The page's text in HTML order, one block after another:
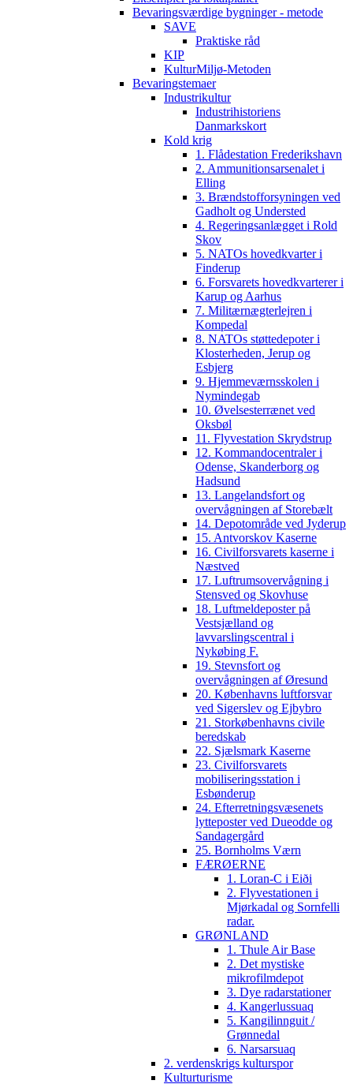
Bevaringsværdige bygninger - metode
SAVE
Praktiske råd
KIP
KulturMiljø-Metoden
Bevaringstemaer
Industrikultur
Industrihistoriens
Danmarkskort
Kold krig
1. Flådestation Frederikshavn
2. Ammunitionsarsenalet i
Elling
3. Brændstofforsyningen ved
Gadholt og Understed
4. Regeringsanlægget i Rold
Skov
5. NATOs hovedkvarter i
Finderup
6. Forsvarets hovedkvarterer i
Karup og Aarhus
7. Militærnægterlejren i
Kompedal
8. NATOs støttedepoter i
Klosterheden, Jerup og
Esbjerg
9. Hjemmeværnsskolen i
Nymindegab
10. Øvelsesterrænet ved
Oksbøl
11. Flyvestation Skrydstrup
12. Kommandocentraler i
Odense, Skanderborg og
Hadsund
13. Langelandsfort og
overvågningen af Storebælt
14. Depotområde ved Jyderup
15. Antvorskov Kaserne
16. Civilforsvarets kaserne i
Næstved
17. Luftrumsovervågning i
Stensved og Skovhuse
18. Luftmeldeposter på
Vestsjælland og
lavvarslingscentral i
Nykøbing F.
19. Stevnsfort og
overvågningen af Øresund
20. Københavns luftforsvar
ved Sigerslev og Ejbybro
21. Storkøbenhavns civile
beredskab
22. Sjælsmark Kaserne
23. Civilforsvarets
mobiliseringsstation i
Esbønderup
24. Efterretningsvæsenets
lytteposter ved Dueodde og
Sandagergård
25. Bornholms Værn
FÆRØERNE
1. Loran-C i Eiði
2. Flyvestationen i
Mjørkadal og Sornfelli
radar.
GRØNLAND
1. Thule Air Base
2. Det mystiske
mikrofilmdepot
3. Dye radarstationer
4. Kangerlussuaq
5. Kangilinnguit /
Grønnedal
6. Narsarsuaq
2. verdenskrigs kulturspor
Kulturturisme